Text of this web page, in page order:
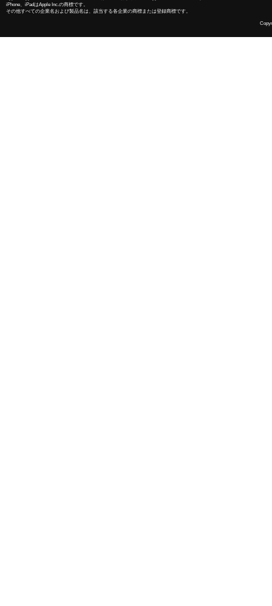
iPhone、iPadはApple Inc.の商標です。
その他すべての企業名および製品名は、該当する各企業の商標または登録商標です。